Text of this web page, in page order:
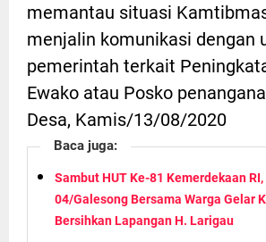
memantau situasi
menjalin komunikasi dengan
pemerintah terkait
Ewako atau Posko
Desa, Kamis/13/08/2020
Baca juga:
Sambut HUT Ke-81 Kemerdekaan
04/Galesong Bersama Warga Gelar
Bersihkan Lapangan H. Larigau